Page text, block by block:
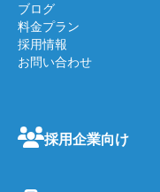
採用企業向け
ブログ
料金プラン
採用情報
お問い合わせ